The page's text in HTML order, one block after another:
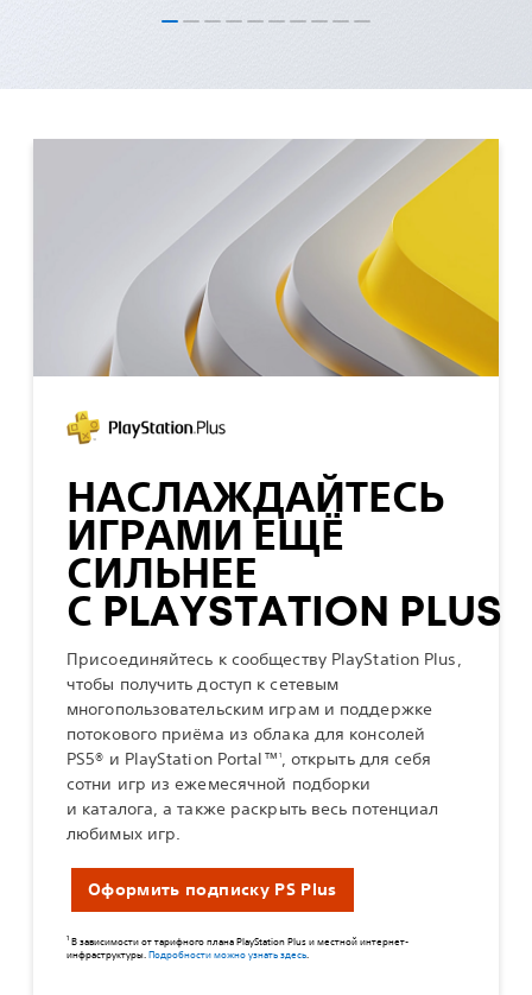
НАСЛАЖДАЙТЕСЬ
ИГРАМИ ЕЩЁ
СИЛЬНЕЕ
С PLAYSTATION PLUS
Присоединяйтесь к сообществу PlayStation Plus,
чтобы получить доступ к сетевым
многопользовательским играм и поддержке
потокового приёма из облака для консолей
PS5® и PlayStation Portal™ 1, открыть для себя
сотни игр из ежемесячной подборки
и каталога, а также раскрыть весь потенциал
любимых игр.
Оформить подписку PS Plus
1 В зависимости от тарифного плана PlayStation Plus и местной интернет-
инфраструктуры.Подробности можно узнать здесь.